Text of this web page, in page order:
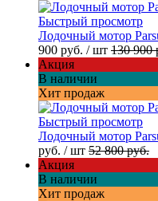
Быстрый просмотр
Лодочный мотор
900 руб. / шт 130 900
Акция
В наличии
Хит продаж
Быстрый просмотр
Лодочный мотор
руб. / шт 52 800 руб.
Акция
В наличии
Хит продаж